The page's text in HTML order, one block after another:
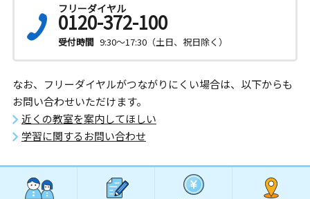
フリーダイヤル
0120-372-100
受付時間 9:30～17:30（土日、祝日除く）
なお、フリーダイヤルがつながりにくい場合は、以下からも
お問い合わせいただけます。
近くの教室を案内してほしい
学習に関するお問い合わせ